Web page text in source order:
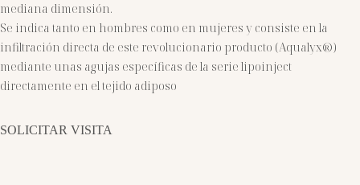
mediana dimensión.
Se indica tanto en hombres como en mujeres y consiste en la
infiltración directa de este revolucionario producto (Aqualyx®)
mediante unas agujas específicas de la serie lipoinject
directamente en el tejido adiposo
SOLICITAR VISITA